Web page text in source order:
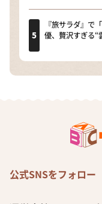
『旅サラダ』で
優、贅沢すぎる“
公式SNSをフォロー